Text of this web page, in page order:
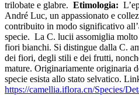
trilobate e glabre. Etimologia:
André Luc, un appassionato e
contribuito in modo significativo
specie. La C. lucii assomiglia molto
fiori bianchi. Si distingue dalla C.
dei fiori, degli stili e dei frutti,
mature. Originariamente originaria
specie esista allo stato selvatico.
https://camellia.iflora.cn/Species/